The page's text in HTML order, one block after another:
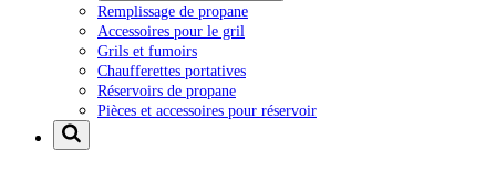
Remplissage de propane
Accessoires pour le gril
Grils et fumoirs
Chaufferettes portatives
Réservoirs de propane
Pièces et accessoires pour réservoir